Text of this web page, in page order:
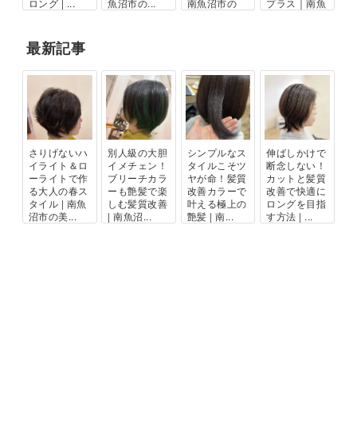
最新記事
さりげないハ
イライト＆ロ
ーライトで作
る大人の春ス
タイル | 南魚
沼市の美...
別人級の大胆
イメチェン！
ブリーチカラ
ーも艶髪で楽
しむ髪質改善
| 南魚沼...
シンプルなス
タイルこそツ
ヤが命！髪質
改善カラーで
叶える極上の
艶髪 | 南...
伸ばしかけで
断念しない！
カットと髪質
改善で快適に
ロングを目指
す方法 | ...